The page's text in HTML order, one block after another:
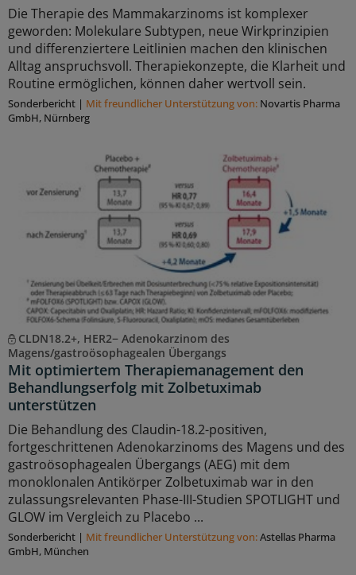
Die Therapie des Mammakarzinoms ist komplexer
geworden: Molekulare Subtypen, neue Wirkprinzipien
und differenziertere Leitlinien machen den klinischen
Alltag anspruchsvoll. Therapiekonzepte, die Klarheit und
Routine ermöglichen, können daher wertvoll sein.
Sonderbericht | Mit freundlicher Unterstützung von: Novartis Pharma
GmbH, Nürnberg
CLDN18.2+, HER2− Adenokarzinom des
Magens/gastroösophagealen Übergangs
Mit optimiertem Therapiemanagement den
Behandlungserfolg mit Zolbetuximab
unterstützen
Die Behandlung des Claudin-18.2-positiven,
fortgeschrittenen Adenokarzinoms des Magens und des
gastroösophagealen Übergangs (AEG) mit dem
monoklonalen Antikörper Zolbetuximab war in den
zulassungsrelevanten Phase-III-Studien SPOTLIGHT und
GLOW im Vergleich zu Placebo ...
Sonderbericht | Mit freundlicher Unterstützung von:Astellas Pharma
GmbH, München